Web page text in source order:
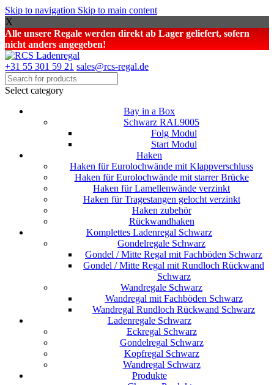
Skip to navigation Skip to main content
X
Alle unsere Regale werden direkt ab Lager geliefert, sofern
nicht anders angegeben!
+31 55 301 59 21 sales@rcs-regal.de
Select category
Bay in a Box
Schwarz RAL9005
Folg Modul
Start Modul
Haken
Haken für Eurolochwände mit Klappverschluss
Haken für Eurolochwände mit starrer Brücke
Haken für Lamellenwände verzinkt
Haken für Tragestangen gelocht verzinkt
Haken zubehör
Rückwandhaken
Komplettes Ladenregal Schwarz
Gondelregale Schwarz
Gondel / Mitte Regal mit Fachböden Schwarz
Gondel / Mitte Regal mit Rundloch Rückwand
Schwarz
Wandregale Schwarz
Wandregal mit Fachböden Schwarz
Wandregal Rundloch Rückwand Schwarz
Ladenregale Schwarz
Eckregal Schwarz
Gondelregal Schwarz
Kopfregal Schwarz
Wandregal Schwarz
Produkte